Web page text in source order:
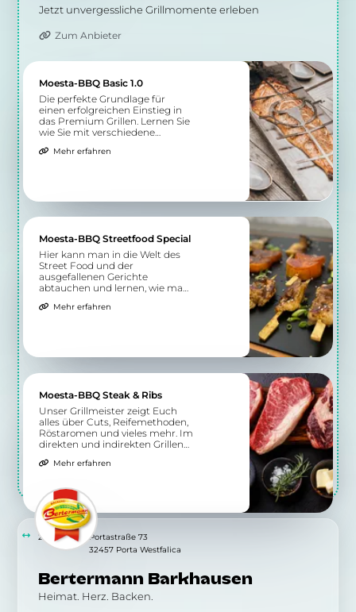
Jetzt unvergessliche Grillmomente erleben
Zum Anbieter
Moesta-BBQ Basic 1.0
Die perfekte Grundlage für
einen erfolgreichen Einstieg in
das Premium Grillen. Lernen Sie
wie Sie mit verschiedene
auf dem Grill zubereiten.
Mehr erfahren
Moesta-BBQ Streetfood Special
Hier kann man in die Welt des
Street Food und der
ausgefallenen Gerichte
abtauchen und lernen, wie man
nationale Küche wird hier
Mehr erfahren
Moesta-BBQ Steak & Ribs
Unser Grillmeister zeigt Euch
alles über Cuts, Reifemethoden,
Röstaromen und vieles mehr. Im
direkten und indirekten Grillen
die richtige Zubereitung
Mehr erfahren
Bertermann Barkhausen
Heimat. Herz. Backen.
2.20 km
Portastraße 73
32457 Porta Westfalica